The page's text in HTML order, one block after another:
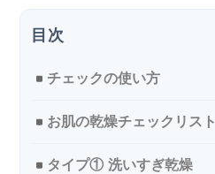
チェックの使い方
お肌の乾燥チェックリスト
タイプ① 洗いすぎ乾燥